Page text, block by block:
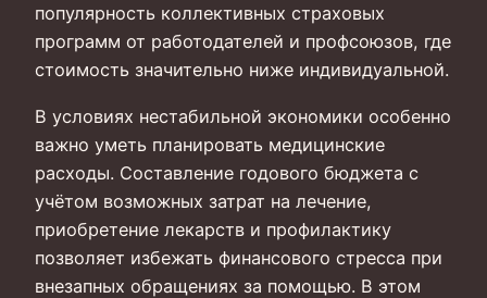
популярность коллективных страховых
программ от работодателей и профсоюзов, где
стоимость значительно ниже индивидуальной.
В условиях нестабильной экономики особенно
важно уметь планировать медицинские
расходы. Составление годового бюджета с
учётом возможных затрат на лечение,
приобретение лекарств и профилактику
позволяет избежать финансового стресса при
внезапных обращениях за помощью. В этом